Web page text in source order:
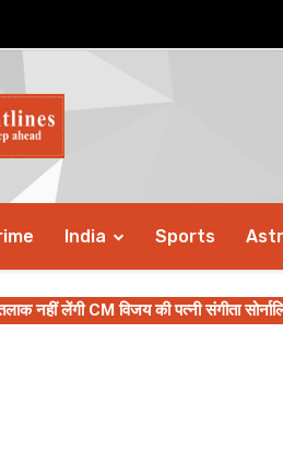
India Sports
नहीं लेंगी CM विजय की पत्नी संगीता